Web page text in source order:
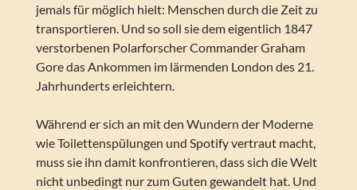
jemals für möglich hielt: Menschen durch die Zeit zu
transportieren. Und so soll sie dem eigentlich 1847
verstorbenen Polarforscher Commander Graham
Gore das Ankommen im lärmenden London des 21.
Jahrhunderts erleichtern.
Während er sich an mit den Wundern der Moderne
wie Toilettenspülungen und Spotify vertraut macht,
muss sie ihn damit konfrontieren, dass sich die Welt
nicht unbedingt nur zum Guten gewandelt hat. Und